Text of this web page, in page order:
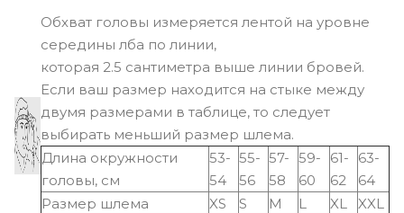
Обхват головы измеряется лентой на уровне
середины лба по линии,
которая 2.5 сантиметра выше линии бровей.
Если ваш размер находится на стыке между
двумя размерами в таблице, то следует
выбирать меньший размер шлема.
Длина окружности
головы, см
53-
54
55-
56
57-
58
59-
60
61-
62
63-
64
Размер шлема
XS S M L XL XXL